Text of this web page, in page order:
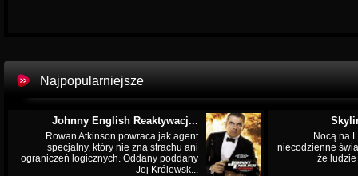
Najpopularniejsze
Johnny English Reaktywacj...
Rowan Atkinson powraca jak agent
specjalny, który nie zna strachu ani
ograniczeń logicznych. Oddany poddany
Jej Królewsk...
Nocą na
niecodzienne
że